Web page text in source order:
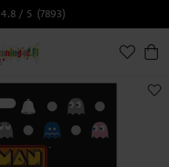
4.8 / 5 (7893)